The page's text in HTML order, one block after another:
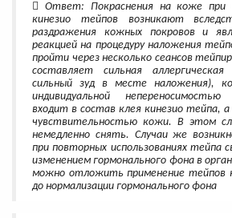
Ответ: Покраснения на коже при
кинезио тейпов возникают
раздражения кожных покровов и
реакцией на процедуру наложения
пройти через несколько сеансов
составляет сильная
сильный зуд в месте наложения),
индивидуальной
входит в состав клея кинезио тейпа,
чувствительностью кожи. В этом
немедленно снять. Случаи же
при повторных использованиях тейпа
изменением гормонального фона в
можно отложить применение тейпов
до нормализации гормонального фона